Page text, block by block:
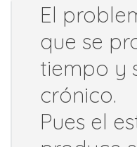
El
que se
tiempo y
crónico.
Pues el